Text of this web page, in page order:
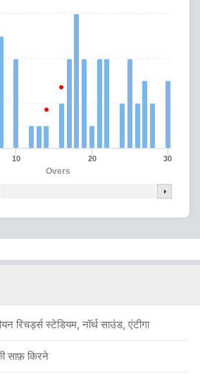
Overs
10 20 30
रिचर्ड्स स्टेडियम, नॉर्थ साउंड, एंटीगा
साफ़ किरने